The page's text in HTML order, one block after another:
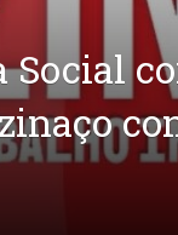
Social